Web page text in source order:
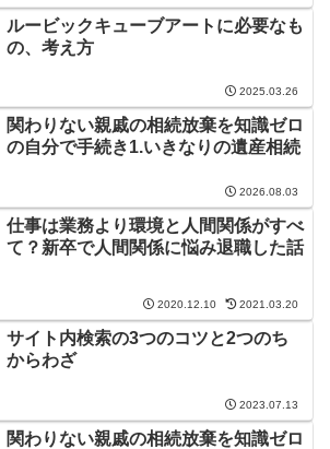
ルービックキューブアートに必要なも
の、考え方
2025.03.26
関わりない親戚の相続放棄を知識ゼロ
の自分で手続き1.いきなりの遺産相続
2026.08.03
仕事は業務より環境と人間関係がすべ
て？新卒で人間関係に悩み退職した話
2020.12.10 2021.03.20
サイト内検索の3つのコツと2つのち
からわざ
2023.07.13
関わりない親戚の相続放棄を知識ゼロ